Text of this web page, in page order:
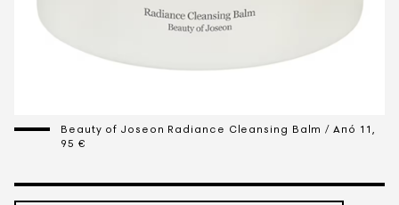
Beauty οf Joseon Radiance Cleansing Balm / Από 11,
95 €